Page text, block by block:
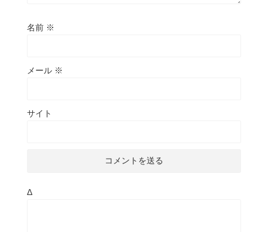
名前 ※
メール ※
サイト
Δ